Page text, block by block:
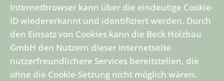
Internetbrowser kann über die eindeutige Cookie-
ID wiedererkannt und identifiziert werden. Durch
den Einsatz von Cookies kann die Beck Holzbau
GmbH den Nutzern dieser Internetseite
nutzerfreundlichere Services bereitstellen, die
ohne die Cookie-Setzung nicht möglich wären.